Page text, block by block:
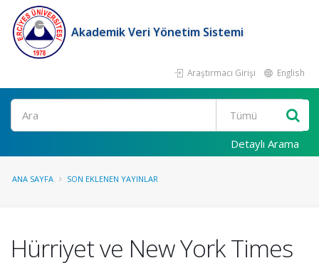
Akademik Veri Yönetim Sistemi
Araştırmacı Girişi English
Ara
Detaylı Arama
ANA SAYFA SON EKLENEN YAYINLAR
Hürriyet ve New York Times